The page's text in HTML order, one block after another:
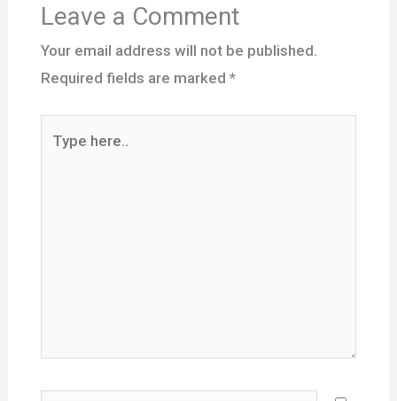
Leave a Comment
Your email address will not be published.
Required fields are marked *
here..